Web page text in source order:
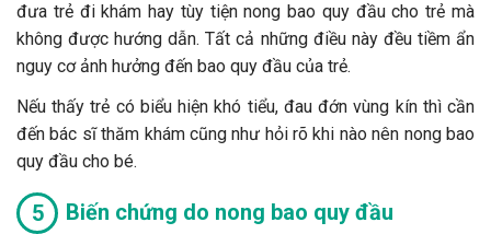
đưa trẻ đi khám hay tùy tiện nong bao quy đầu cho trẻ mà
không được hướng dẫn. Tất cả những điều này đều tiềm ẩn
nguy cơ ảnh hưởng đến bao quy đầu của trẻ.
Nếu thấy trẻ có biểu hiện khó tiểu, đau đớn vùng kín thì cần
đến bác sĩ thăm khám cũng như hỏi rõ khi nào nên nong bao
quy đầu cho bé.
Biến chứng do nong bao quy đầu